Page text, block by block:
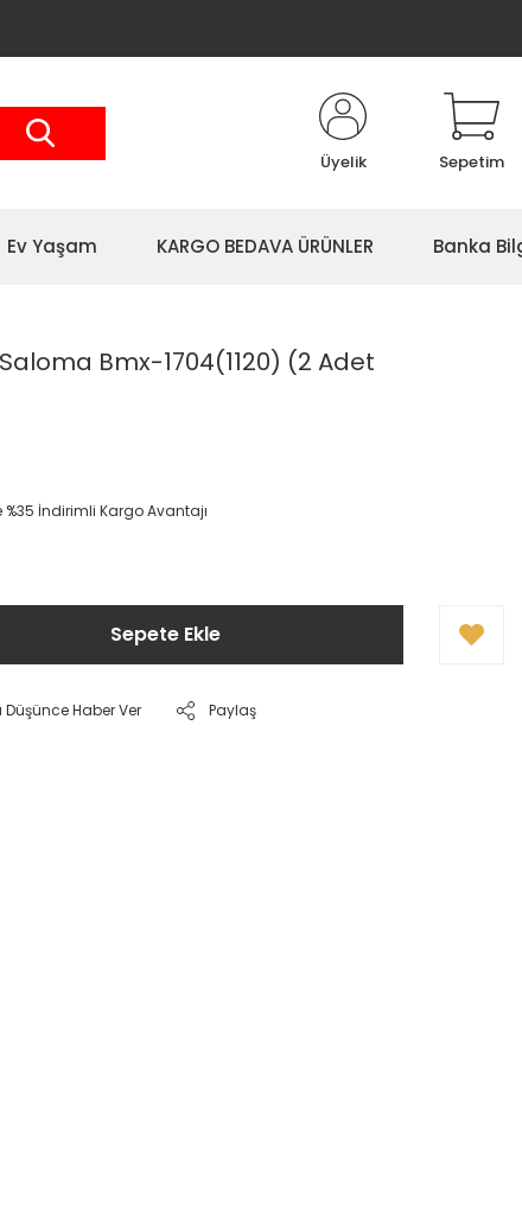
Üyelik Sepetim
Ev Yaşam KARGO BEDAVA ÜRÜNLER Banka
Bmx-1704(1120) (2 Adet
%35 İndirimli Kargo Avantajı
Sepete Ekle
Düşünce Haber Ver Paylaş